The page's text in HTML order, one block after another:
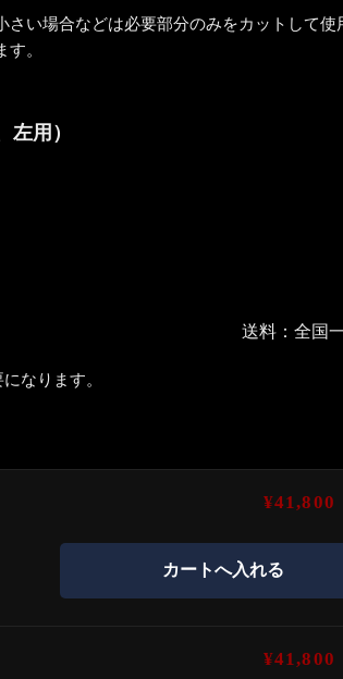
さい場合などは必要部分のみをカットして使
。
用）
送料：全国
なります。
¥41,800
¥41,800